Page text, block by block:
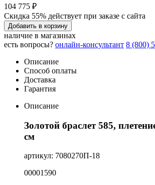
104 775 ₽
Скидка 55% действует при заказе с сайта
Добавить в корзину
наличие в магазинах
есть вопросы? онлайн-консультант 8 (800)
Описание
Способ оплаты
Доставка
Гарантия
Описание
Золотой браслет 585,
см
артикул: 7080270П-18
00001590